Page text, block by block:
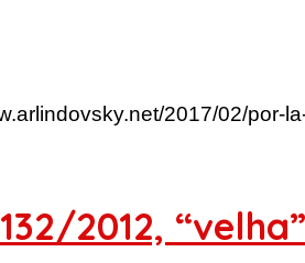
2017/02/por-
2012,